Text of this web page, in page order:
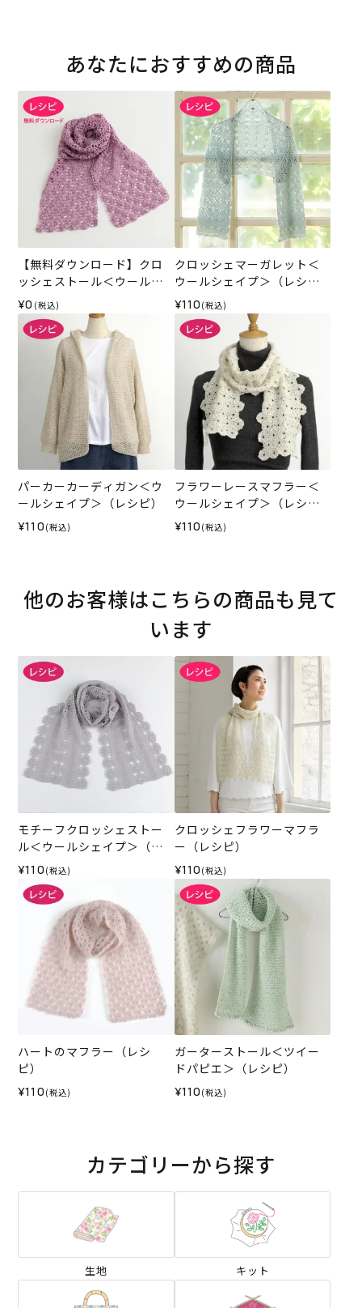
あなたにおすすめの商品
【無料ダウンロード】クロ
ッシェストール＜ウールシ
ェイプ＞（レシピ）
¥0 (税込)
クロッシェマーガレット＜
ウールシェイプ＞（レシ
ピ）
¥110 (税込)
パーカーカーディガン＜ウ
ールシェイプ＞（レシピ）
¥110 (税込)
フラワーレースマフラー＜
ウールシェイプ＞（レシ
ピ）
¥110 (税込)
他のお客様はこちらの商品も見て
います
モチーフクロッシェストー
ル＜ウールシェイプ＞（レ
シピ）
¥110 (税込)
クロッシェフラワーマフラ
ー（レシピ）
¥110 (税込)
ハートのマフラー（レシ
ピ）
¥110 (税込)
ガーターストール＜ツイー
ドパピエ＞（レシピ）
¥110 (税込)
カテゴリーから探す
生地 キット